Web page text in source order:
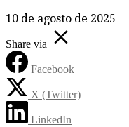
10 de agosto de 2025
Share via
Facebook
X (Twitter)
LinkedIn